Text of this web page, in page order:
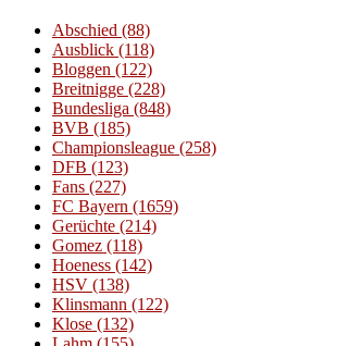
Abschied (88)
Ausblick (118)
Bloggen (122)
Breitnigge (228)
Bundesliga (848)
BVB (185)
Championsleague (258)
DFB (123)
Fans (227)
FC Bayern (1659)
Gerüchte (214)
Gomez (118)
Hoeness (142)
HSV (138)
Klinsmann (122)
Klose (132)